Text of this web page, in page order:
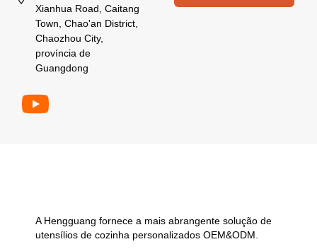
Xianhua Road, Caitang
Town, Chao'an District,
Chaozhou City,
província de
Guangdong
A Hengguang fornece a mais abrangente solução de
utensílios de cozinha personalizados OEM&ODM.